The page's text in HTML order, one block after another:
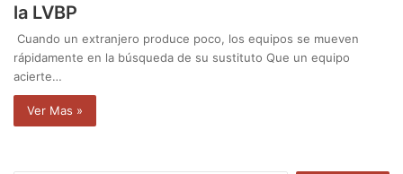
la LVBP
Cuando un extranjero produce poco, los equipos se mueven
rápidamente en la búsqueda de su sustituto Que un equipo
acierte…
Ver Mas »